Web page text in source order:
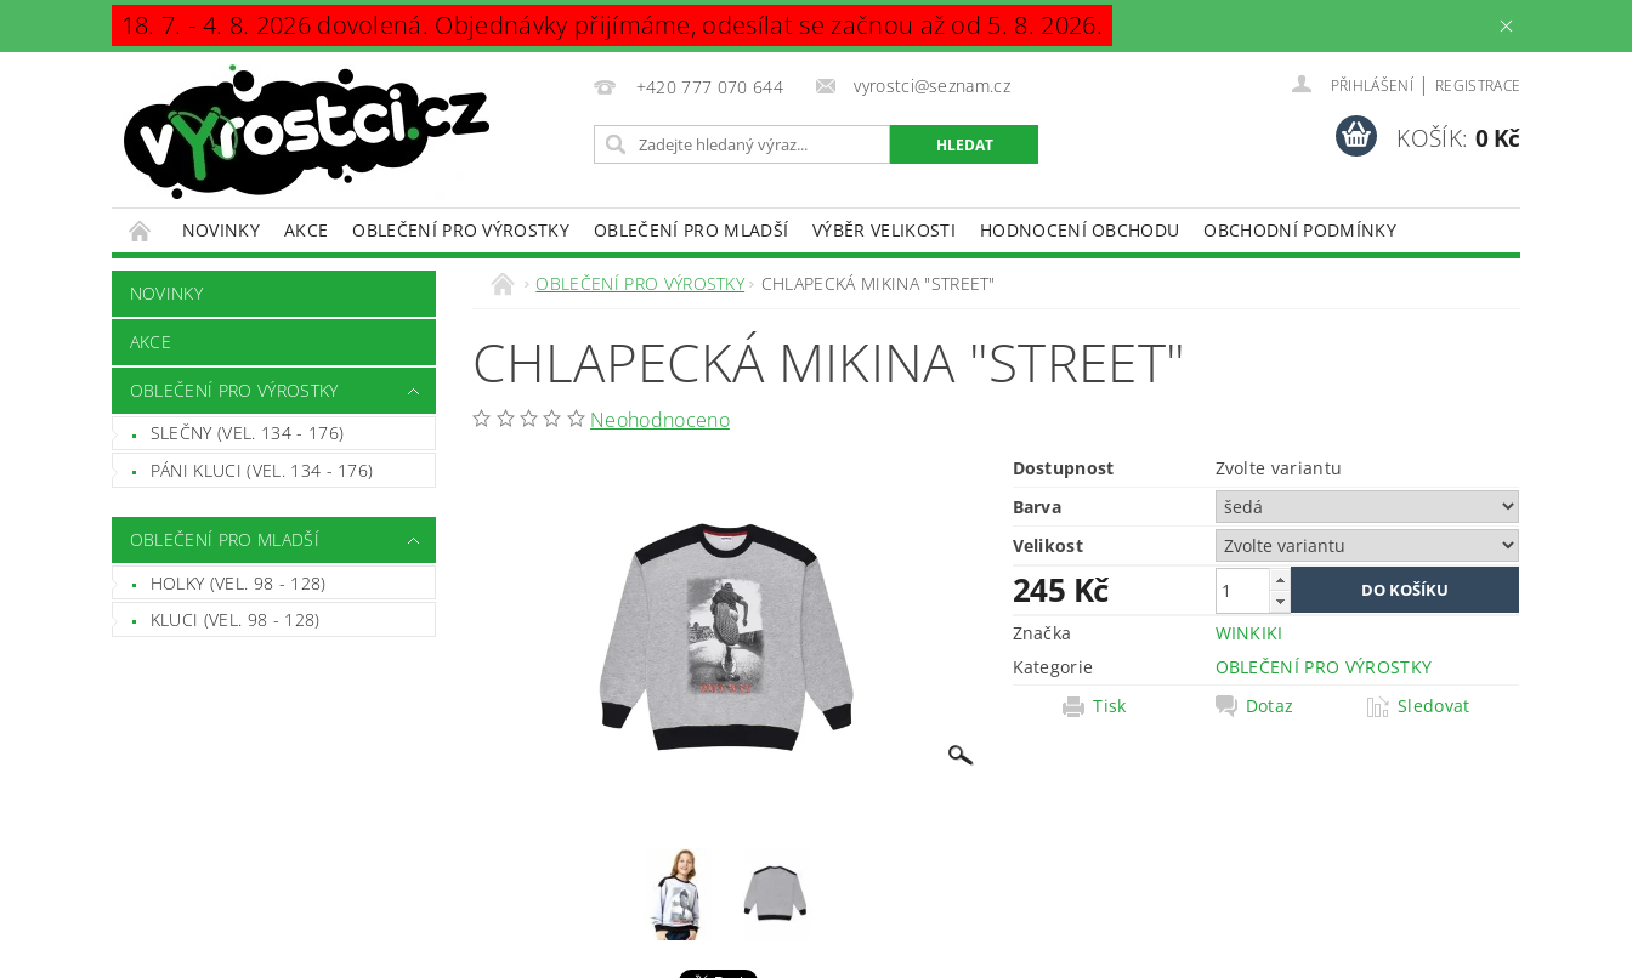
18. 7. - 4. 8. 2026 dovolená. Objednávky přijímáme, odesílat se začnou až od 5. 8. 2026.
+420 777 070 644 vyrostci@seznam.cz PŘIHLÁŠENÍ | REGISTRACE
KOŠÍK: 0 Kč
NOVINKY AKCE OBLEČENÍ PRO VÝROSTKY OBLEČENÍ PRO MLADŠÍ VÝBĚR VELIKOSTI HODNOCENÍ OBCHODU
OBCHODNÍ PODMÍNKY
KONTAKTY
PODMÍNKY OCHRANY OSOBNÍCH ÚDAJŮ
NOVINKY
AKCE
OBLEČENÍ PRO VÝROSTKY
SLEČNY (VEL. 134 - 176)
PÁNI KLUCI (VEL. 134 - 176)
OBLEČENÍ PRO MLADŠÍ
HOLKY (VEL. 98 - 128)
KLUCI (VEL. 98 - 128)
OBLEČENÍ PRO VÝROSTKY CHLAPECKÁ MIKINA "STREET"
CHLAPECKÁ MIKINA "STREET"
Neohodnoceno
Dostupnost
Zvolte variantu
Barva
Velikost
245 Kč
Značka
WINKIKI
Kategorie
OBLEČENÍ PRO VÝROSTKY
Tisk
Dotaz Sledovat